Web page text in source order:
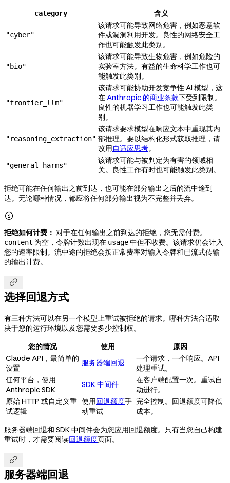
category 含义
"cyber"
该请求可能导致网络危害，例如恶意软
件或漏洞利用开发。良性的网络安全工
作也可能触发此类别。
"bio"
该请求可能导致生物危害，例如危险的
实验室方法。有益的生命科学工作也可
能触发此类别。
"frontier_llm"
该请求可能协助开发竞争性 AI 模型，这
在Anthropic 的商业条款下受到限制。
良性的机器学习工作也可能触发此类
别。
"reasoning_extraction"
该请求要求模型在响应文本中重现其内
部推理。要以结构化形式获取推理，请
改用自适应思考。
"general_harms"
该请求可能与被判定为有害的领域相
关。良性工作有时也可能触发此类别。
拒绝可能在任何输出之前到达，也可能在部分输出之后的流中途到
达。无论哪种情况，都应将任何部分输出视为不完整并丢弃。

拒绝如何计费： 对于在任何输出之前到达的拒绝，您无需付费。
content 为空，令牌计数出现在 usage中但不收费。该请求仍会计入
您的速率限制。流中途的拒绝会按正常费率对输入令牌和已流式传输
的输出计费。

选择回退方式
有三种方法可以在另一个模型上重试被拒绝的请求。哪种方法合适取
决于您的运行环境以及您需要多少控制权。
您的情况
使用
原因
Claude API，最简单的
设置
服务器端回退
一个请求，一个响应。API
处理重试。
任何平台，使用
Anthropic SDK
SDK 中间件
在客户端配置一次。重试自
动进行。
原始 HTTP 或自定义重
试逻辑
使用回退额度手
动重试
完全控制。回退额度可降低
成本。
服务器端回退和 SDK 中间件会为您应用回退额度。只有当您自己构建
重试时，才需要阅读回退额度页面。

服务器端回退